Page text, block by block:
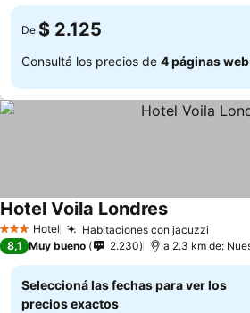
De $ 2.125
Consultá los precios de 4 páginas web
3 Estrellas
Hotel Habitaciones con jacuzzi
Hotel Voila Londres
8,1 Muy bueno 2.230
Seleccioná las fechas para ver los
precios exactos